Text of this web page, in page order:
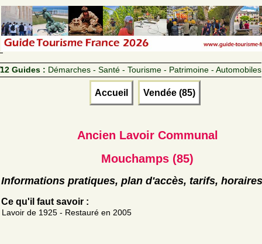
12 Guides : Démarches - Santé - Tourisme - Patrimoine - Automobiles
Accueil Vendée (85)
Ancien Lavoir Communal
Mouchamps (85)
Informations pratiques, plan d'accès, tarifs, horaires
Ce qu'il faut savoir :
Lavoir de 1925 - Restauré en 2005